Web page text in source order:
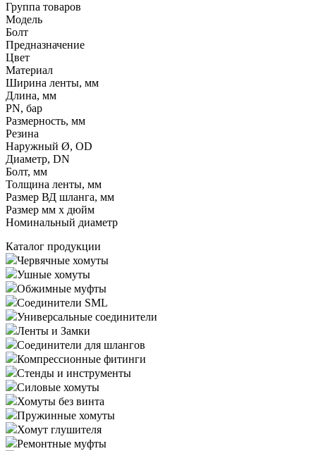
Группа товаров
Модель
Болт
Предназначение
Цвет
Материал
Ширина ленты, мм
Длина, мм
PN, бар
Размерность, мм
Резина
Наружный Ø, OD
Диаметр, DN
Болт, мм
Толщина ленты, мм
Размер ВД шланга, мм
Размер мм x дюйм
Номинальный диаметр
Каталог продукции
Червячные хомуты
Ушные хомуты
Обжимные муфты
Соединители SML
Универсальные соединители
Ленты и Замки
Соединители для шлангов
Компрессионные фитинги
Стенды и инструменты
Силовые хомуты
Хомуты без винта
Пружинные хомуты
Хомут глушителя
Ремонтные муфты